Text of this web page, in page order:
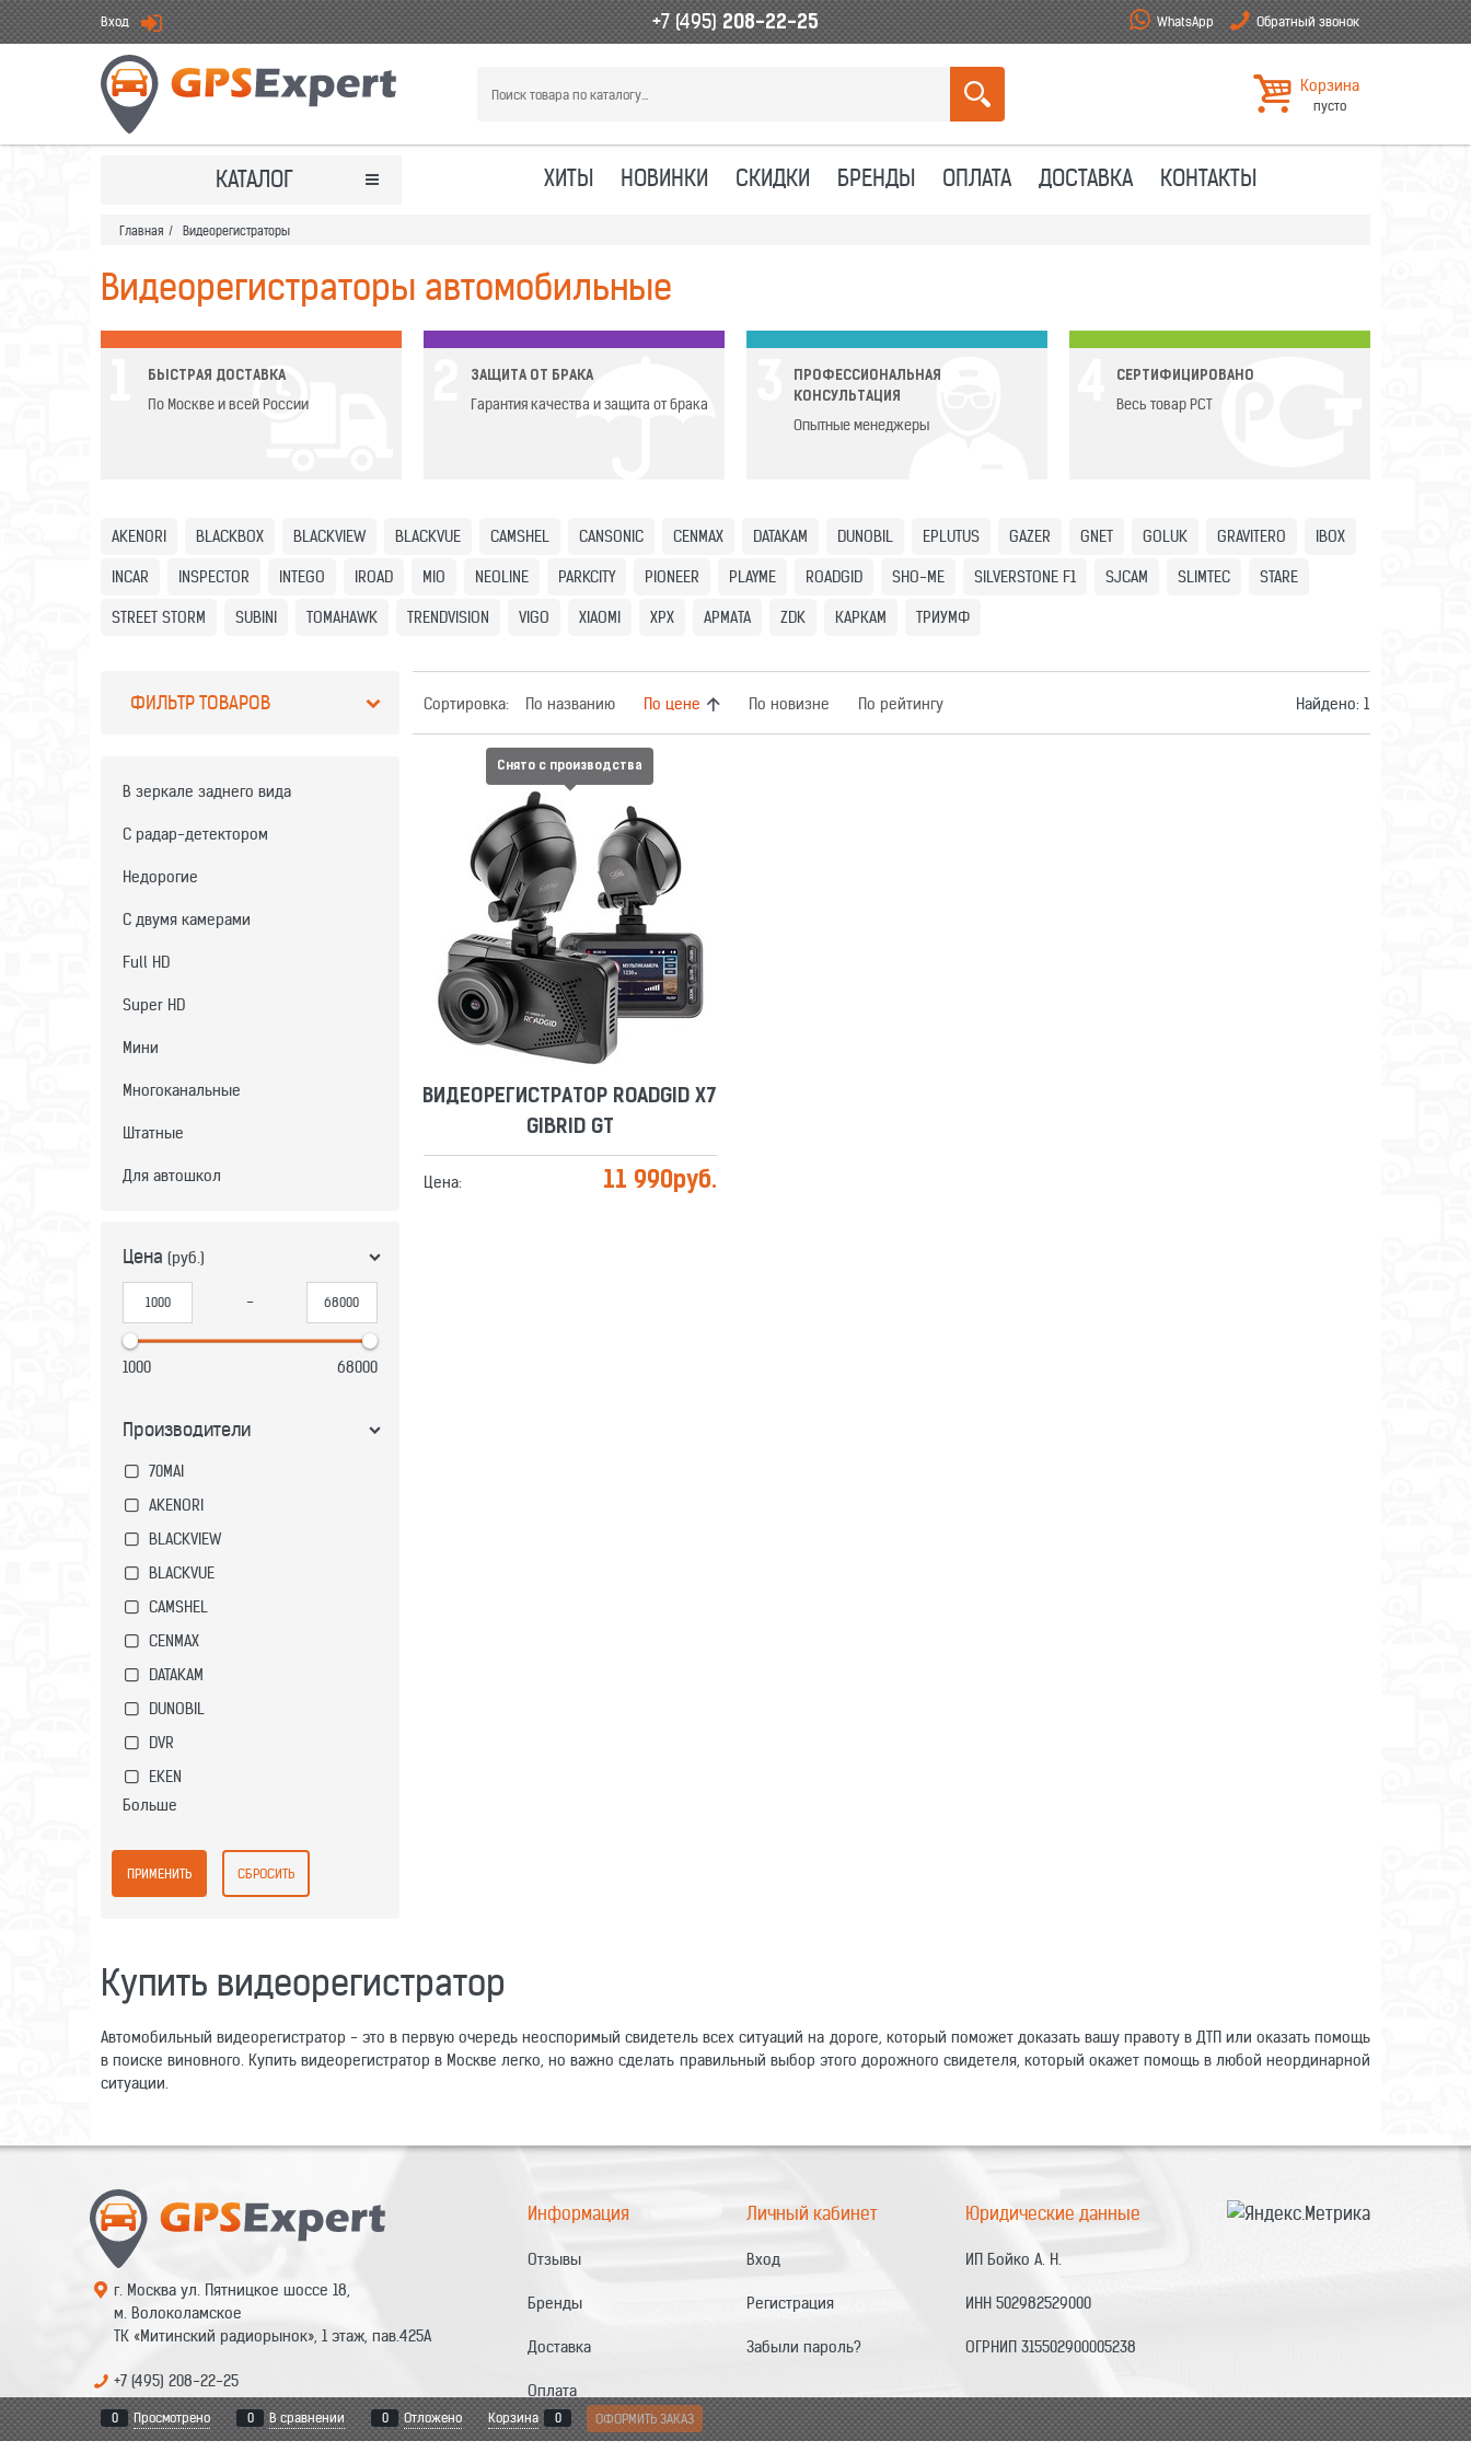
Вход +7 (495)208-22-25 WhatsApp Обратный звонок
Корзина
пусто
КАТАЛОГ ХИТЫ НОВИНКИ СКИДКИ БРЕНДЫ ОПЛАТА ДОСТАВКА КОНТАКТЫ
Главная / Видеорегистраторы
Видеорегистраторы автомобильные
БЫСТРАЯ ДОСТАВКА
По Москве и всей России
ЗАЩИТА ОТ БРАКА
Гарантия качества и защита от брака
ПРОФЕССИОНАЛЬНАЯ
КОНСУЛЬТАЦИЯ
Опытные менеджеры
СЕРТИФИЦИРОВАНО
Весь товар РСТ
AKENORI BLACKBOX BLACKVIEW BLACKVUE CAMSHEL CANSONIC CENMAX DATAKAM DUNOBIL EPLUTUS GAZER GNET GOLUK GRAVITERO IBOX
INCAR INSPECTOR INTEGO IROAD MIO NEOLINE PARKCITY PIONEER PLAYME ROADGID SHO-ME SILVERSTONE F1 SJCAM SLIMTEC STARE
STREET STORM SUBINI TOMAHAWK TRENDVISION VIGO XIAOMI XPX АРМАТА ZDK КАРКАМ ТРИУМФ
ФИЛЬТР ТОВАРОВ Сортировка: По названию По цене По новизне По рейтингу Найдено: 1
В зеркале заднего вида
С радар-детектором
Недорогие
С двумя камерами
Full HD
Super HD
Мини
Многоканальные
Штатные
Для автошкол
Цена (руб.)
-
1000 68000
Производители
70MAI
AKENORI
BLACKVIEW
BLACKVUE
CAMSHEL
CENMAX
DATAKAM
DUNOBIL
DVR
EKEN
Больше
ВИДЕОРЕГИСТРАТОР ROADGID X7
GIBRID GT
Сравнить Отложить
ВИДЕОРЕГИСТРАТОР ROADGID X7
GIBRID GT
Снято с производства
Цена: 11 990руб.
Купить видеорегистратор
Автомобильный видеорегистратор - это в первую очередь неоспоримый свидетель всех ситуаций на дороге, который поможет доказать вашу правоту в ДТП или оказать помощь
в поиске виновного. Купить видеорегистратор в Москве легко, но важно сделать правильный выбор этого дорожного свидетеля, который окажет помощь в любой неординарной
ситуации.
г. Москва ул. Пятницкое шоссе 18,
м. Волоколамское
ТК «Митинский радиорынок», 1 этаж, пав.425А
+7 (495) 208-22-25
mail@gps-expert.ru
Информация
Отзывы
Бренды
Доставка
Оплата
Контакты
Личный кабинет
Вход
Регистрация
Забыли пароль?
Юридические данные
ИП Бойко А. Н.
ИНН 502982529000
ОГРНИП 315502900005238
0 Просмотрено 0 В сравнении 0 Отложено Корзина 0 ОФОРМИТЬ ЗАКАЗ